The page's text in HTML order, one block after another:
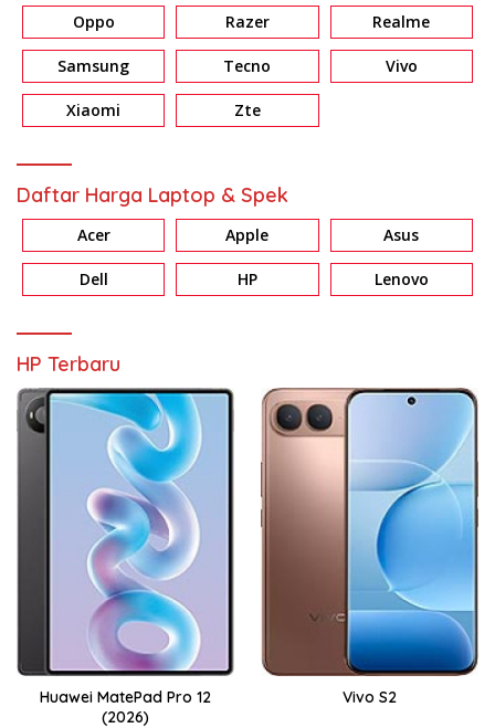
Oppo Razer Realme
Samsung Tecno Vivo
Xiaomi Zte
Daftar Harga Laptop & Spek
Acer Apple Asus
Dell HP Lenovo
HP Terbaru
Huawei MatePad Pro 12
(2026)
Vivo S2